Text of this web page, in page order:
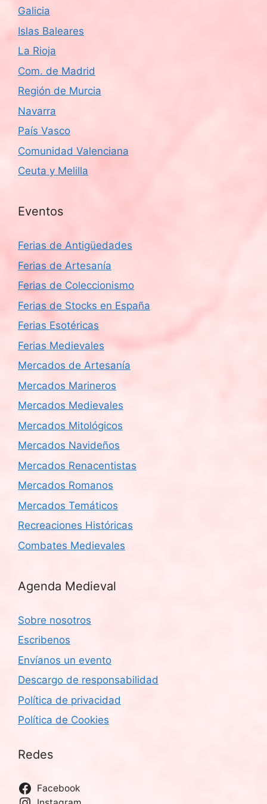
Galicia
Islas Baleares
La Rioja
Com. de Madrid
Región de Murcia
Navarra
País Vasco
Comunidad Valenciana
Ceuta y Melilla
Eventos
Ferias de Antigüedades
Ferias de Artesanía
Ferias de Coleccionismo
Ferias de Stocks en España
Ferias Esotéricas
Ferias Medievales
Mercados de Artesanía
Mercados Marineros
Mercados Medievales
Mercados Mitológicos
Mercados Navideños
Mercados Renacentistas
Mercados Romanos
Mercados Temáticos
Recreaciones Históricas
Combates Medievales
Agenda Medieval
Sobre nosotros
Escribenos
Envíanos un evento
Descargo de responsabilidad
Política de privacidad
Política de Cookies
Redes
Facebook